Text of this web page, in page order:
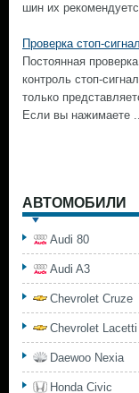
шин их
Проверка стоп-
Постоянная
контроль стоп-
только
Если вы нажимаете
АВТОМОБИЛИ
Audi 80
Audi A3
Chevrolet Cruze
Chevrolet Lacetti
Daewoo Nexia
Honda Civic